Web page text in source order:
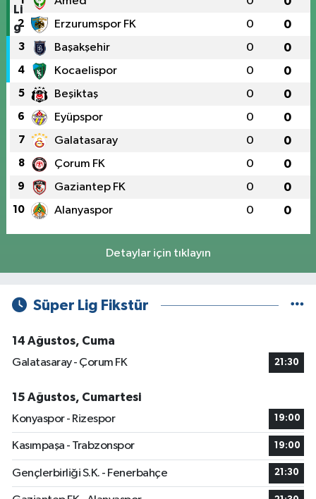
2 Erzurumspor FK 0 0
3 Başakşehir 0 0
4 Kocaelispor 0 0
5 Beşiktaş 0 0
6 Eyüpspor 0 0
7 Galatasaray 0 0
8 Çorum FK 0 0
9 Gaziantep FK 0 0
10 Alanyaspor 0 0
Detaylar için tıklayın
Süper Lig Fikstür
14 Ağustos, Cuma
Galatasaray - Çorum FK
21:30
15 Ağustos, Cumartesi
Konyaspor - Rizespor
19:00
Kasımpaşa - Trabzonspor 19:00
Gençlerbirliği S.K. - Fenerbahçe 21:30